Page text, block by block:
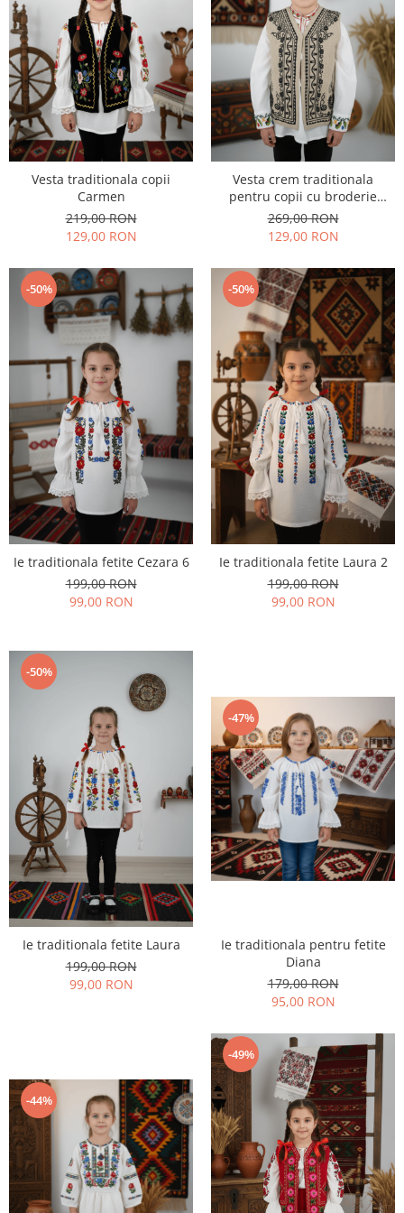
Vesta traditionala copii
Carmen
219,00 RON
129,00 RON
Vesta crem traditionala
pentru copii cu broderie
neagra 2
269,00 RON
129,00 RON
-50%
Ie traditionala fetite Cezara 6
199,00 RON
99,00 RON
-50%
Ie traditionala fetite Laura 2
199,00 RON
99,00 RON
-50%
Ie traditionala fetite Laura
199,00 RON
99,00 RON
-47%
Ie traditionala pentru fetite
Diana
179,00 RON
95,00 RON
-44%
-49%